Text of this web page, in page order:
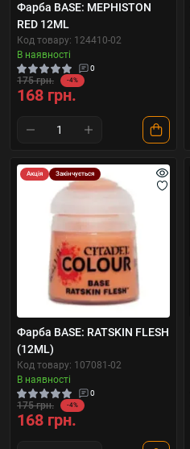
Фарба BASE: MEPHISTON
RED 12ML
Код товару: 124410-02
В наявності
0
175 грн. -4%
168 грн.
Акція Закінчується
Фарба BASE: RATSKIN FLESH
(12ML)
Код товару: 107081-02
В наявності
0
175 грн. -4%
168 грн.